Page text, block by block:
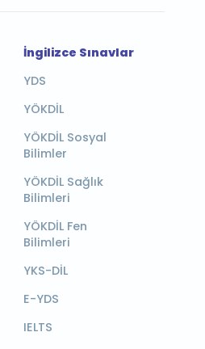
İngilizce Sınavlar
YDS
YÖKDİL
YÖKDİL Sosyal
Bilimler
YÖKDİL Sağlık
Bilimleri
YÖKDİL Fen
Bilimleri
YKS-DİL
E-YDS
IELTS